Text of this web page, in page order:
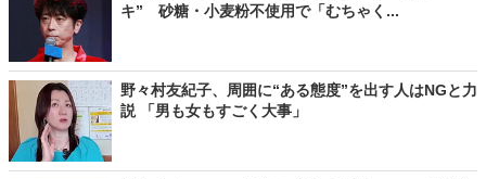
キ” 砂糖・小麦粉不使用で「むちゃく...
野々村友紀子、周囲に“ある態度”を出す人はNGと力
説 「男も女もすごく大事」